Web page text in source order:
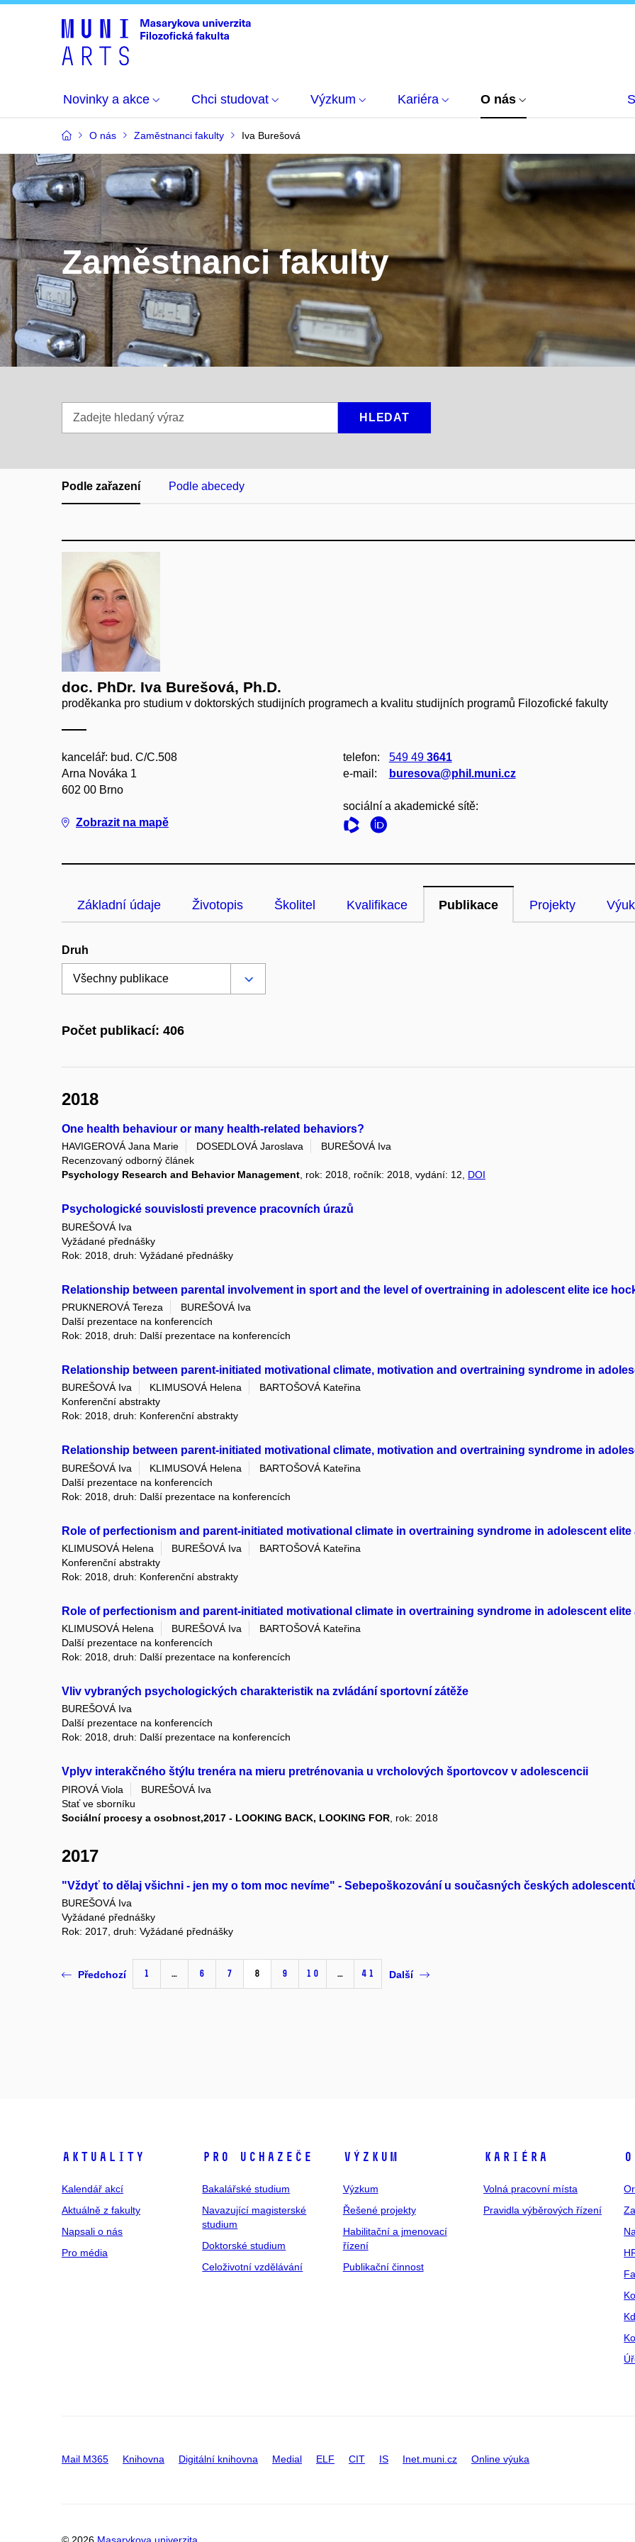
Novinky a akce Chci studovat Výzkum Kariéra O nás
O nás Zaměstnanci fakulty Iva Burešová
Zaměstnanci fakulty
hledaný
HLEDAT
Podle zařazení Podle abecedy
doc. PhDr. Iva Burešová, Ph.D.
proděkanka pro studium v doktorských studijních programech a kvalitu studijních programů Filozofické fakulty
kancelář: bud. C/C.508
Arna Nováka 1
602 00 Brno
Zobrazit na mapě
telefon: 549 49 3641
e‑mail:
buresova@phil.muni.cz
sociální a akademické sítě:
Základní údaje Životopis Školitel Kvalifikace Publikace Projekty
Druh
Počet publikací: 406
2018
One health behaviour or many health-related behaviors?
HAVIGEROVÁ Jana Marie DOSEDLOVÁ Jaroslava
BUREŠOVÁ Iva
Recenzovaný odborný článek
Psychology Research and Behavior Management, rok: 2018, ročník: 2018, vydání: 12, DOI
Psychologické souvislosti prevence pracovních úrazů
BUREŠOVÁ Iva
Vyžádané přednášky
Rok: 2018, druh: Vyžádané přednášky
Relationship between parental involvement in sport and the level of overtraining in adolescent elite ice
PRUKNEROVÁ Tereza
BUREŠOVÁ Iva
Další prezentace na konferencích
Rok: 2018, druh: Další prezentace na konferencích
Relationship between parent-initiated motivational climate, motivation and overtraining syndrome in
BUREŠOVÁ Iva KLIMUSOVÁ Helena
BARTOŠOVÁ Kateřina
Konferenční abstrakty
Rok: 2018, druh: Konferenční abstrakty
Relationship between parent-initiated motivational climate, motivation and overtraining syndrome in
BUREŠOVÁ Iva KLIMUSOVÁ Helena
BARTOŠOVÁ Kateřina
Další prezentace na konferencích
Rok: 2018, druh: Další prezentace na konferencích
Role of perfectionism and parent-initiated motivational climate in overtraining syndrome in adolescent elite
KLIMUSOVÁ Helena BUREŠOVÁ Iva
BARTOŠOVÁ Kateřina
Konferenční abstrakty
Rok: 2018, druh: Konferenční abstrakty
Role of perfectionism and parent-initiated motivational climate in overtraining syndrome in adolescent elite
KLIMUSOVÁ Helena BUREŠOVÁ Iva
BARTOŠOVÁ Kateřina
Další prezentace na konferencích
Rok: 2018, druh: Další prezentace na konferencích
Vliv vybraných psychologických charakteristik na zvládání sportovní zátěže
BUREŠOVÁ Iva
Další prezentace na konferencích
Rok: 2018, druh: Další prezentace na konferencích
Vplyv interakčného štýlu trenéra na mieru pretrénovania u vrcholových športovcov v adolescencii
PIROVÁ Viola
BUREŠOVÁ Iva
Stať ve sborníku
Sociální procesy a osobnost,2017 - LOOKING BACK, LOOKING FOR , rok: 2018
2017
"Vždyť to dělaj všichni - jen my o tom moc nevíme" - Sebepoškozování u současných českých
BUREŠOVÁ Iva
Vyžádané přednášky
Rok: 2017, druh: Vyžádané přednášky
Předchozí 1 … 6 7 8 9 10 … 41 Další
Aktuality
Kalendář akcí
Aktuálně z fakulty
Napsali o nás
Pro média
Pro uchazeče
Bakalářské studium
Navazující magisterské
studium
Doktorské studium
Celoživotní vzdělávání
Výzkum
Výzkum
Řešené projekty
Habilitační a jmenovací
řízení
Publikační činnost
Kariéra
Volná pracovní místa
Pravidla výběrových řízení
Mail M365 Knihovna Digitální knihovna Medial ELF CIT IS Inet.muni.cz Online výuka
© 2026 Masarykova univerzita